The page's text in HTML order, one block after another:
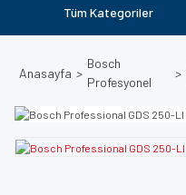
Tüm Kategoriler
Anasayfa
Bosch
Profesyonel